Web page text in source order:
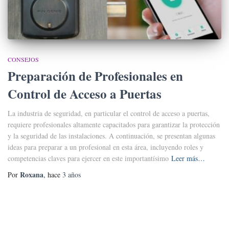
CONSEJOS
Preparación de Profesionales en
Control de Acceso a Puertas
La industria de seguridad, en particular el control de acceso a puertas,
requiere profesionales altamente capacitados para garantizar la protección
y la seguridad de las instalaciones. A continuación, se presentan algunas
ideas para preparar a un profesional en esta área, incluyendo roles y
competencias claves para ejercer en este importantísimo Leer más…
Por Roxana, hace 3 años